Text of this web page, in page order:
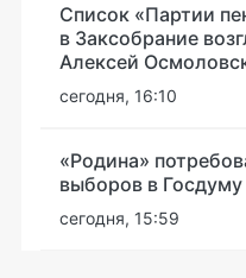
Список «Партии
в Заксобрание
Алексей
сегодня, 16:10
«Родина»
выборов в Госдуму
сегодня, 15:59